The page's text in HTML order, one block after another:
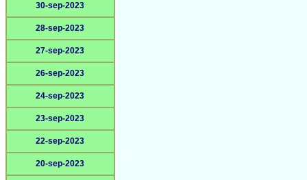
30-sep-2023
28-sep-2023
27-sep-2023
26-sep-2023
24-sep-2023
23-sep-2023
22-sep-2023
20-sep-2023